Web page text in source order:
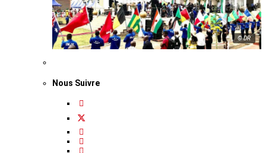
© DR
Nous Suivre